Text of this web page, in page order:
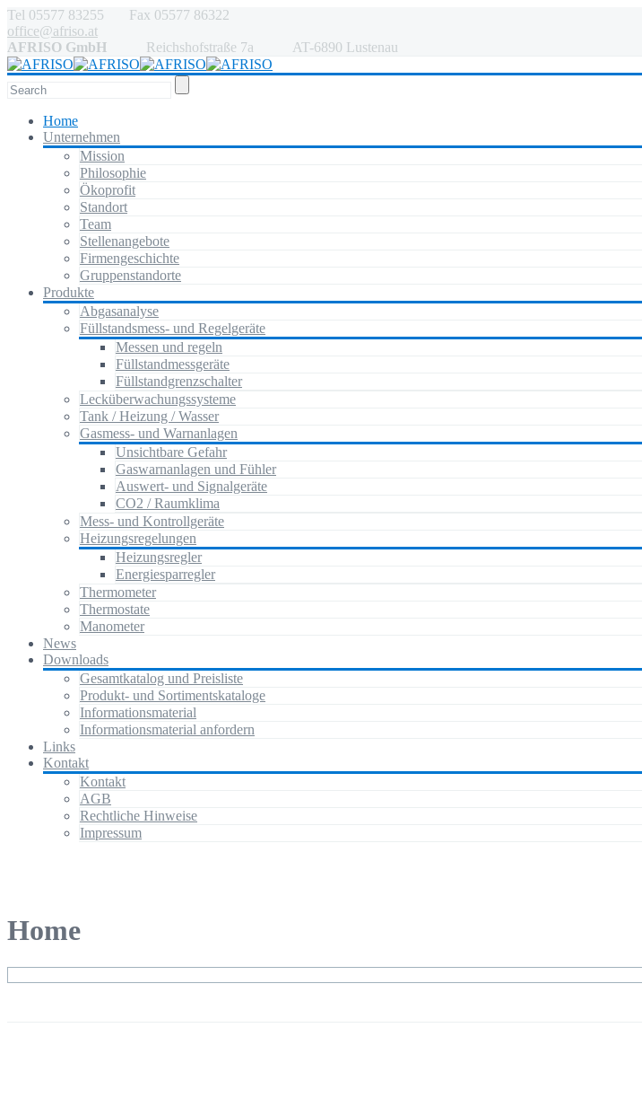
Tel 05577 83255 Fax 05577 86322
office@afriso.at
AFRISO GmbH Reichshofstraße 7a AT-6890 Lustenau
Home
Unternehmen
Mission
Philosophie
Ökoprofit
Standort
Team
Stellenangebote
Firmengeschichte
Gruppenstandorte
Produkte
Abgasanalyse
Füllstandsmess- und Regelgeräte
Messen und regeln
Füllstandmessgeräte
Füllstandgrenzschalter
Lecküberwachungssysteme
Tank / Heizung / Wasser
Gasmess- und Warnanlagen
Unsichtbare Gefahr
Gaswarnanlagen und Fühler
Auswert- und Signalgeräte
CO2 / Raumklima
Mess- und Kontrollgeräte
Heizungsregelungen
Heizungsregler
Energiesparregler
Thermometer
Thermostate
Manometer
News
Downloads
Gesamtkatalog und Preisliste
Produkt- und Sortimentskataloge
Informationsmaterial
Informationsmaterial anfordern
Links
Kontakt
Kontakt
AGB
Rechtliche Hinweise
Impressum
Home